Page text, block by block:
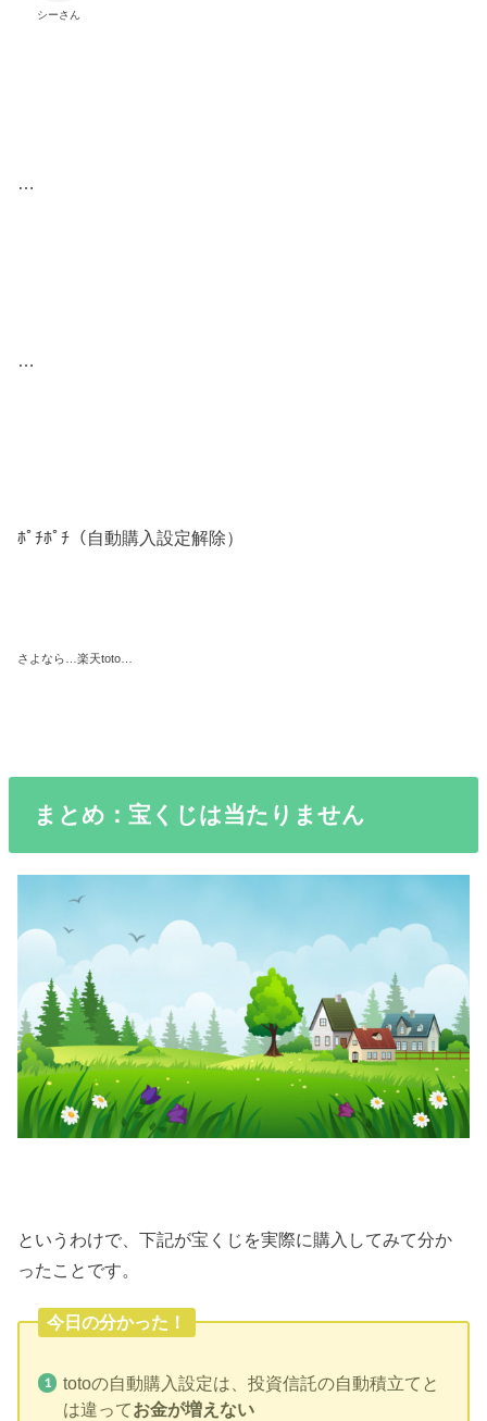
シーさん
…
…
ﾎﾟﾁﾎﾟﾁ（自動購入設定解除）
さよなら…楽天toto…
まとめ：宝くじは当たりません
というわけで、下記が宝くじを実際に購入してみて分か
ったことです。
今日の分かった！
totoの自動購入設定は、投資信託の自動積立てと
は違ってお金が増えない